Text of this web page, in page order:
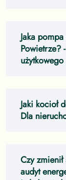
Jaka
Powietrze?
użytkowego
Jaki kocioł
Dla
Czy
audyt